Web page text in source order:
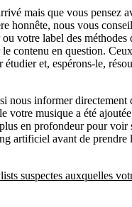
mais que vous pensez
honnête, nous vous
votre label des méthodes
contenu en question.
étudier et, espérons-le,
nous informer directement
votre musique a été
en profondeur pour voir
artificiel avant de prendre
suspectes auxquelles